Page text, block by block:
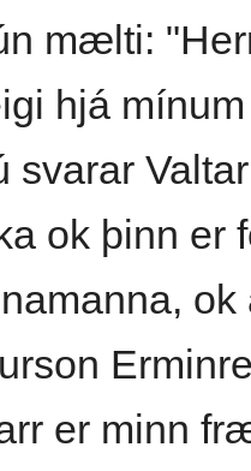
mælti:
hjá
svarar
ok þinn er
er minn